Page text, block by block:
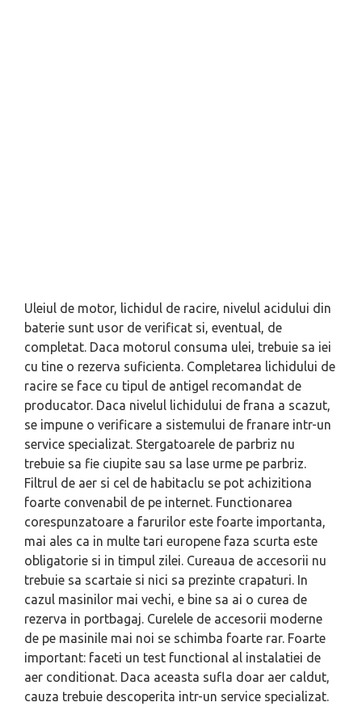
Uleiul de motor, lichidul de racire, nivelul acidului din
baterie sunt usor de verificat si, eventual, de
completat. Daca motorul consuma ulei, trebuie sa iei
cu tine o rezerva suficienta. Completarea lichidului de
racire se face cu tipul de antigel recomandat de
producator. Daca nivelul lichidului de frana a scazut,
se impune o verificare a sistemului de franare intr-un
service specializat. Stergatoarele de parbriz nu
trebuie sa fie ciupite sau sa lase urme pe parbriz.
Filtrul de aer si cel de habitaclu se pot achizitiona
foarte convenabil de pe internet. Functionarea
corespunzatoare a farurilor este foarte importanta,
mai ales ca in multe tari europene faza scurta este
obligatorie si in timpul zilei. Cureaua de accesorii nu
trebuie sa scartaie si nici sa prezinte crapaturi. In
cazul masinilor mai vechi, e bine sa ai o curea de
rezerva in portbagaj. Curelele de accesorii moderne
de pe masinile mai noi se schimba foarte rar. Foarte
important: faceti un test functional al instalatiei de
aer conditionat. Daca aceasta sufla doar aer caldut,
cauza trebuie descoperita intr-un service specializat.